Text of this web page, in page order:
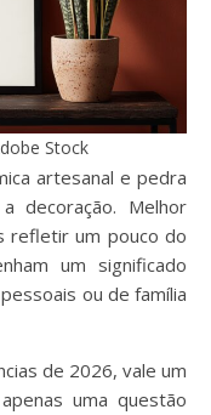
Stock
artesanal e pedra
decoração. Melhor
refletir um pouco do
um significado
ou de família
de 2026, vale um
uma questão